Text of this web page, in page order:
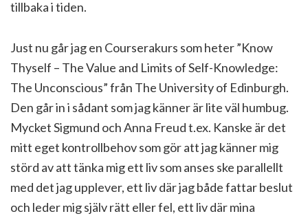
tillbaka i tiden.
Just nu går jag en Courserakurs som heter ”Know
Thyself – The Value and Limits of Self-Knowledge:
The Unconscious” från The University of Edinburgh.
Den går in i sådant som jag känner är lite väl humbug.
Mycket Sigmund och Anna Freud t.ex. Kanske är det
mitt eget kontrollbehov som gör att jag känner mig
störd av att tänka mig ett liv som anses ske parallellt
med det jag upplever, ett liv där jag både fattar beslut
och leder mig själv rätt eller fel, ett liv där mina